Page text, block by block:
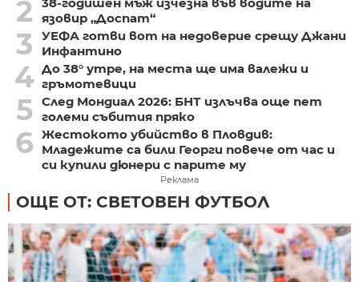
2
язовир „Доспат“
3
УЕФА готви вот на недоверие срещу Джани
Инфантино
4 До 38° утре, на места ще има валежи и
гръмотевици
5 След Мондиал 2026: БНТ излъчва още пет
големи събития пряко
6 Жестокото убийство в Пловдив:
Младежите са били Георги повече от час и
си купили дюнери с парите му
Реклама
ОЩЕ ОТ: СВЕТОВЕН ФУТБОЛ